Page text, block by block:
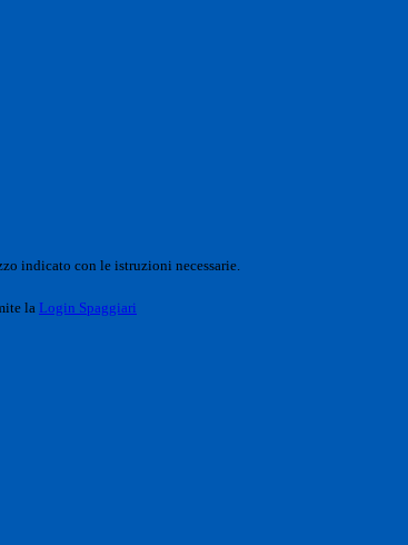
indicato con le istruzioni necessarie.
la Login Spaggiari